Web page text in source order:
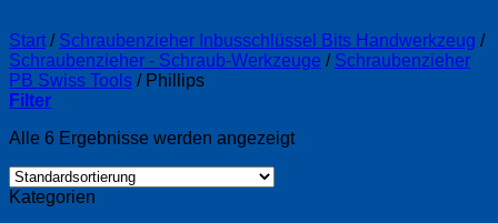
Start / Schraubenzieher Inbusschlüssel Bits Handwerkzeug /
Schraubenzieher - Schraub-Werkzeuge / Schraubenzieher
PB Swiss Tools /Phillips
Filter
Alle 6 Ergebnisse werden angezeigt
Kategorien